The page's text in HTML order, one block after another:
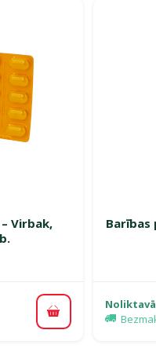
Virbak,
Pievienot grozam
Barības
Noliktavā